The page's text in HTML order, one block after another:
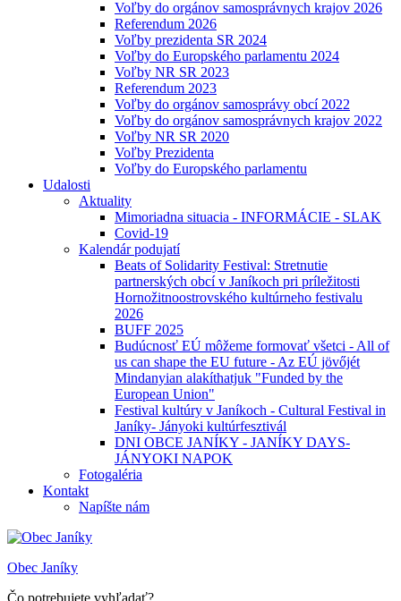
Voľby do orgánov samosprávnych krajov 2026
Referendum 2026
Voľby prezidenta SR 2024
Voľby do Europského parlamentu 2024
Voľby NR SR 2023
Referendum 2023
Voľby do orgánov samosprávy obcí 2022
Voľby do orgánov samosprávnych krajov 2022
Voľby NR SR 2020
Voľby Prezidenta
Voľby do Europského parlamentu
Udalosti
Aktuality
Mimoriadna situacia - INFORMÁCIE - SLAK
Covid-19
Kalendár podujatí
Beats of Solidarity Festival: Stretnutie
partnerských obcí v Janíkoch pri príležitosti
Hornožitnoostrovského kultúrneho festivalu
2026
BUFF 2025
Budúcnosť EÚ môžeme formovať všetci - All of
us can shape the EU future - Az EÚ jövőjét
Mindanyian alakíthatjuk "Funded by the
European Union"
Festival kultúry v Janíkoch - Cultural Festival in
Janíky- Jányoki kultúrfesztivál
DNI OBCE JANÍKY - JANÍKY DAYS-
JÁNYOKI NAPOK
Fotogaléria
Kontakt
Napíšte nám
Obec Janíky
Čo potrebujete vyhľadať?